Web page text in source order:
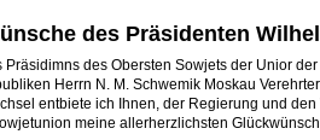
des Präsidenten
Präsidimns des Obersten Sowjets der Unior der
Herrn N. M. Schwemik Moskau
entbiete ich Ihnen, der Regierung und den
meine allerherzlichsten